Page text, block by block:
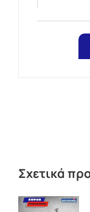
Σχετικά